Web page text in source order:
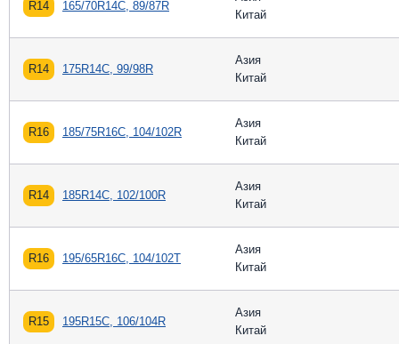
R14 165/70R14C, 89/87R
Китай
R14 175R14C, 99/98R
Азия
Китай
R16 185/75R16C, 104/102R
Азия
Китай
R14 185R14C, 102/100R
Азия
Китай
R16 195/65R16C, 104/102T
Азия
Китай
R15 195R15C, 106/104R
Азия
Китай